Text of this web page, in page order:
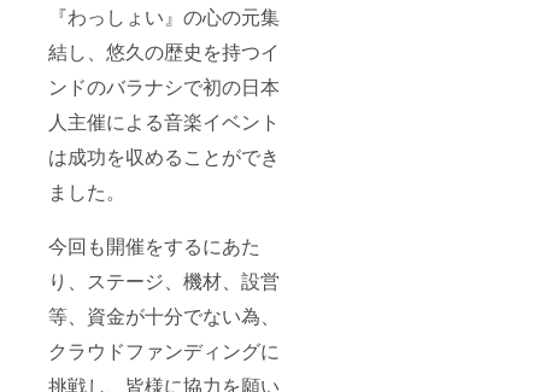
『わっしょい』の心の元集
結し、悠久の歴史を持つイ
ンドのバラナシで初の日本
人主催による音楽イベント
は成功を収めることができ
ました。
今回も開催をするにあた
り、ステージ、機材、設営
等、資金が十分でない為、
クラウドファンディングに
挑戦し、皆様に協力を願い